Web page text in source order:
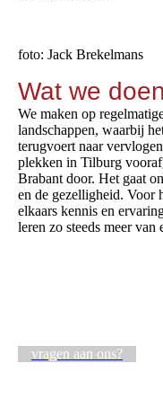
foto: Jack Brekelmans
Wat we
We maken op
landschappen, waarbij
terugvoert naar
plekken in Tilburg
Brabant door. Het gaat
en de gezelligheid. Voor
elkaars kennis en
leren zo steeds meer van
vragen aan ons?